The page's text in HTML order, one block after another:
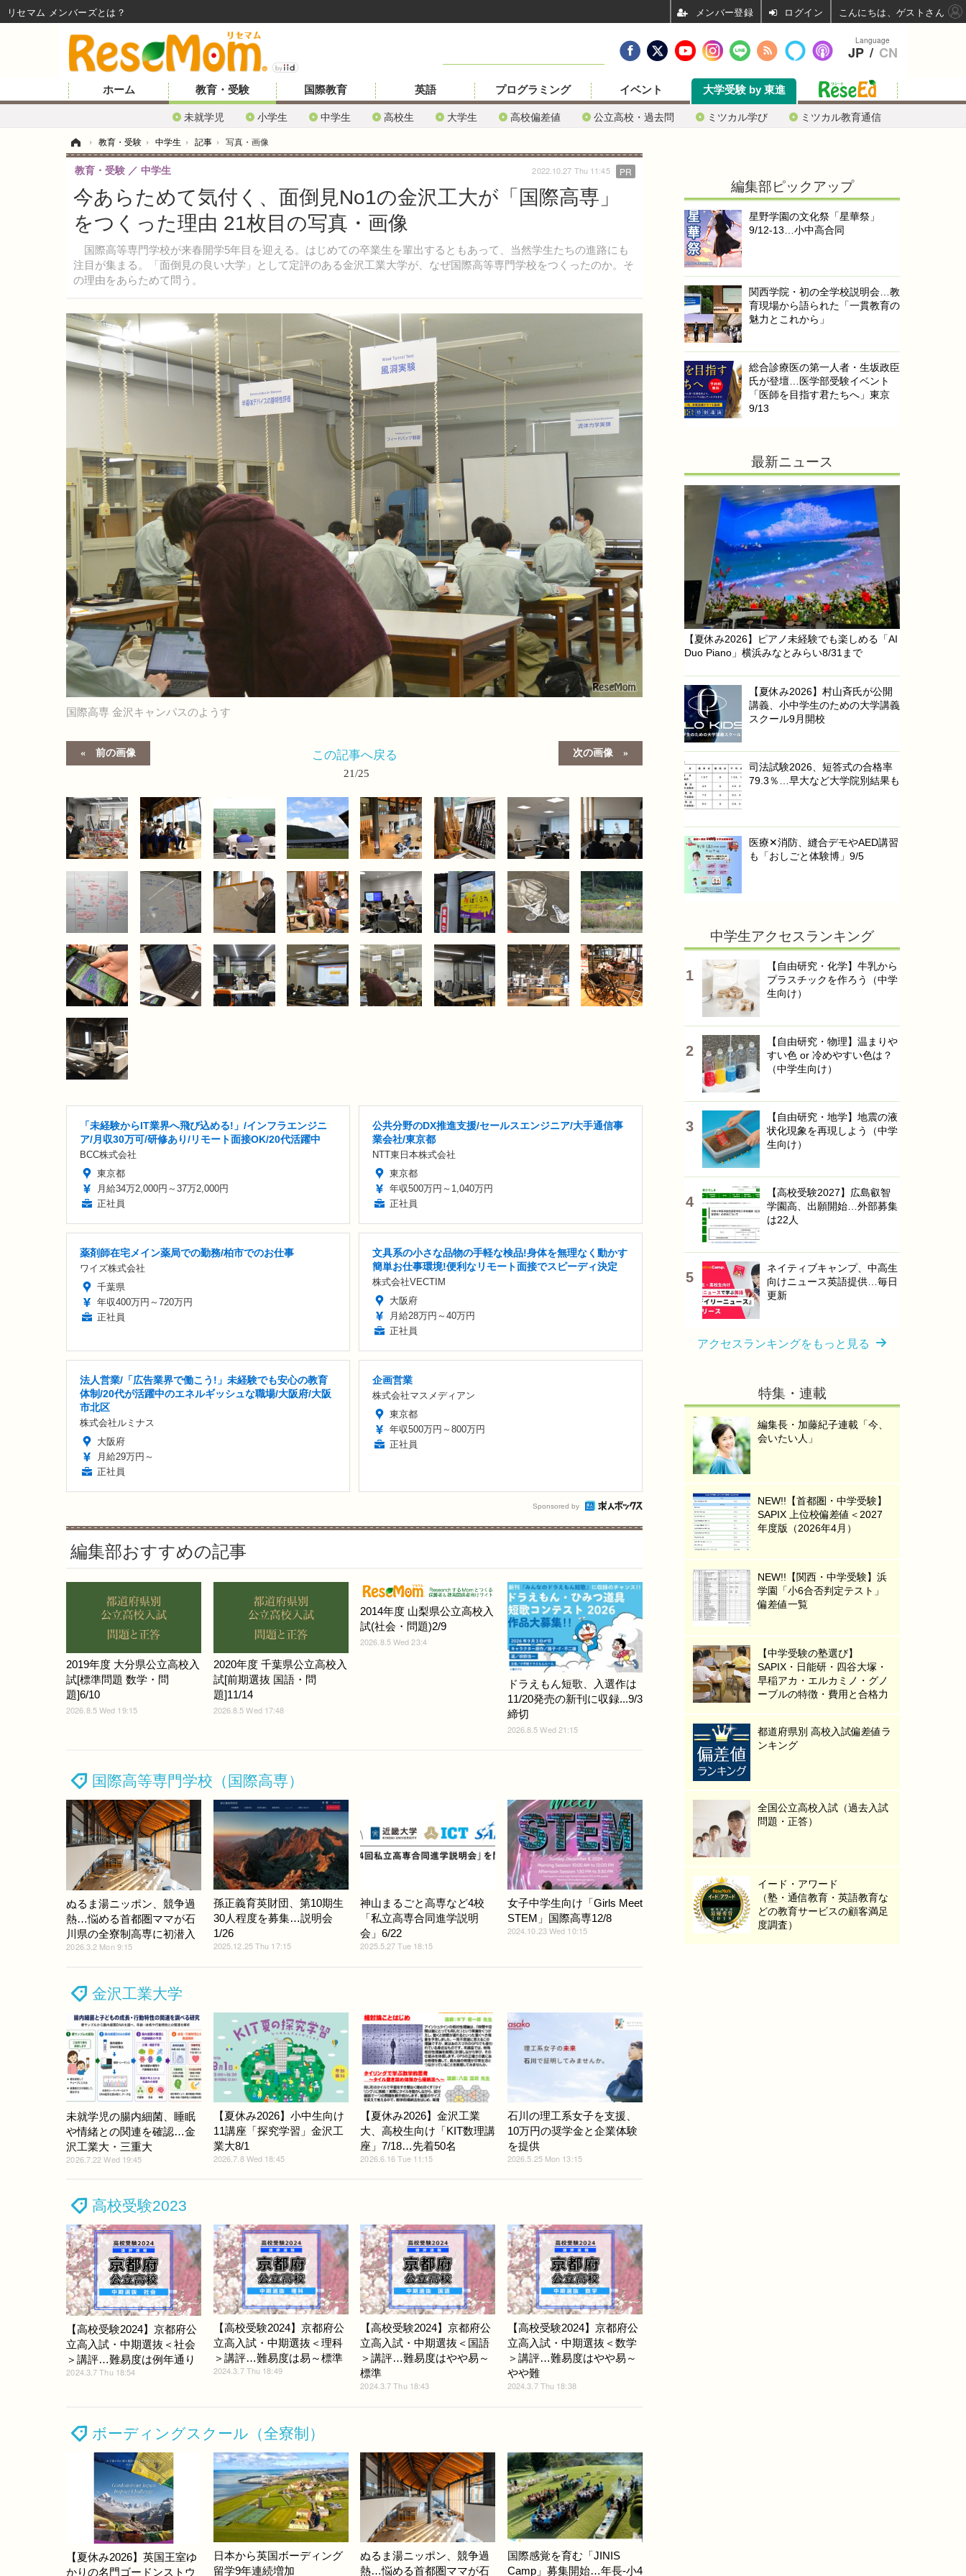
ホーム 教育・受験
未就学児 小学生 中学生 高校生 大学生 高校偏差値 公立高校・過去問 ミツカル学び ミツカル教育通信
国際教育 英語 プログラミング イベント 大学受験 by 東進
› 教育・受験 › 中学生 › 記事 › 写真・画像
今あらためて気付く、面倒見No1の金沢工大が「国際高専」
をつくった理由 21枚目の写真・画像
国際高等専門学校が来春開学5年目を迎える。はじめての卒業生を輩出するともあって、当然学生たちの進路にも
注目が集まる。「面倒見の良い大学」として定評のある金沢工業大学が、なぜ国際高等専門学校をつくったのか。そ
の理由をあらためて問う。
教育・受験 中学生 2022.10.27 Thu 11:45 PR
国際高専 金沢キャンパスのようす
前の画像 次の画像
この記事へ戻る
21/25
「未経験からIT業界へ飛び込める!」/インフラエンジニ
ア/月収30万可/研修あり/リモート面接OK/20代活躍中
BCC株式会社
東京都
月給34万2,000円～37万2,000円
正社員
公共分野のDX推進支援/セールスエンジニア/大手通信事
業会社/東京都
NTT東日本株式会社
東京都
年収500万円～1,040万円
正社員
薬剤師在宅メイン薬局での勤務/柏市でのお仕事
ワイズ株式会社
千葉県
年収400万円～720万円
正社員
文具系の小さな品物の手軽な検品!身体を無理なく動かす
簡単お仕事環境!便利なリモート面接でスピーディ決定
株式会社VECTIM
大阪府
月給28万円～40万円
正社員
法人営業/「広告業界で働こう!」未経験でも安心の教育
体制/20代が活躍中のエネルギッシュな職場/大阪府/大阪
市北区
株式会社ルミナス
大阪府
月給29万円～
正社員
企画営業
株式会社マスメディアン
東京都
年収500万円～800万円
正社員
Sponsored by
編集部おすすめの記事
2019年度 大分県公立高校入
試[標準問題 数学・問
題]6/10
2026.8.5 Wed 19:15
2020年度 千葉県公立高校入
試[前期選抜 国語・問
題]11/14
2026.8.5 Wed 17:48
2014年度 山梨県公立高校入
試(社会・問題)2/9
2026.8.5 Wed 23:4
ドラえもん短歌、入選作は
11/20発売の新刊に収録...9/3
締切
2026.8.5 Wed 21:15
国際高等専門学校（国際高専）
ぬるま湯ニッポン、競争過
熱…悩める首都圏ママが石
川県の全寮制高専に初潜入
2026.3.2 Mon 9:15
孫正義育英財団、第10期生
30人程度を募集…説明会
1/26
2025.12.25 Thu 17:15
神山まるごと高専など4校
「私立高専合同進学説明
会」6/22
2025.5.27 Tue 18:15
女子中学生向け「Girls Meet
STEM」国際高専12/8
2024.10.23 Wed 10:15
金沢工業大学
未就学児の腸内細菌、睡眠
や情緒との関連を確認…金
沢工業大・三重大
2026.7.22 Wed 19:45
【夏休み2026】小中生向け
11講座「探究学習」金沢工
業大8/1
2026.7.8 Wed 18:45
【夏休み2026】金沢工業
大、高校生向け「KIT数理講
座」7/18…先着50名
2026.6.16 Tue 11:15
石川の理工系女子を支援、
10万円の奨学金と企業体験
を提供
2026.5.25 Mon 13:15
高校受験2023
【高校受験2024】京都府公
立高入試・中期選抜＜社会
＞講評…難易度は例年通り
2024.3.7 Thu 18:54
【高校受験2024】京都府公
立高入試・中期選抜＜理科
＞講評…難易度は易～標準
2024.3.7 Thu 18:49
【高校受験2024】京都府公
立高入試・中期選抜＜国語
＞講評…難易度はやや易～
標準
2024.3.7 Thu 18:43
【高校受験2024】京都府公
立高入試・中期選抜＜数学
＞講評…難易度はやや易～
やや難
2024.3.7 Thu 18:38
ボーディングスクール（全寮制）
【夏休み2026】英国王室ゆ
かりの名門ゴードンストウ
日本から英国ボーディング
留学9年連続増加
ぬるま湯ニッポン、競争過
熱…悩める首都圏ママが石
国際感覚を育む「JINIS
Camp」募集開始…年長-小4
編集部ピックアップ
星野学園の文化祭「星華祭」
9/12-13…小中高合同
関西学院・初の全学校説明会…教
育現場から語られた「一貫教育の
魅力とこれから」
総合診療医の第一人者・生坂政臣
氏が登壇…医学部受験イベント
「医師を目指す君たちへ」東京
9/13
最新ニュース
【夏休み2026】ピアノ未経験でも楽しめる「AI
Duo Piano」横浜みなとみらい8/31まで
【夏休み2026】村山斉氏が公開
講義、小中学生のための大学講義
スクール9月開校
司法試験2026、短答式の合格率
79.3％…早大など大学院別結果も
医療✕消防、縫合デモやAED講習
も「おしごと体験博」9/5
中学生アクセスランキング
【自由研究・化学】牛乳から
プラスチックを作ろう（中学
生向け）
【自由研究・物理】温まりや
すい色 or 冷めやすい色は？
（中学生向け）
【自由研究・地学】地震の液
状化現象を再現しよう（中学
生向け）
【高校受験2027】広島叡智
学園高、出願開始…外部募集
は22人
ネイティブキャンプ、中高生
向けニュース英語提供…毎日
更新
アクセスランキングをもっと見る
特集・連載
編集長・加藤紀子連載「今、
会いたい人」
NEW!!【首都圏・中学受験】
SAPIX 上位校偏差値＜2027
年度版（2026年4月）
NEW!!【関西・中学受験】浜
学園「小6合否判定テスト」
偏差値一覧
【中学受験の塾選び】
SAPIX・日能研・四谷大塚・
早稲アカ・エルカミノ・グノ
ーブルの特徴・費用と合格力
都道府県別 高校入試偏差値ラ
ンキング
全国公立高校入試（過去入試
問題・正答）
イード・アワード
（塾・通信教育・英語教育な
どの教育サービスの顧客満足
度調査）
Language
JP / CN
リセマム メンバーズ ログイン こんにちは、ゲストさん